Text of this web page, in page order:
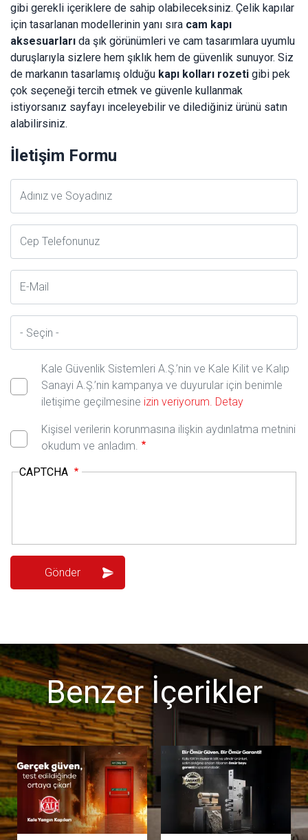
gibi gerekli içeriklere de sahip olabileceksiniz. Çelik kapılar
için tasarlanan modellerinin yanı sıra cam kapı
aksesuarları da şık görünümleri ve cam tasarımlara uyumlu
duruşlarıyla sizlere hem şıklık hem de güvenlik sunuyor. Siz
de markanın tasarlamış olduğu kapı kolları rozeti gibi pek
çok seçeneği tercih etmek ve güvenle kullanmak
istiyorsanız sayfayı inceleyebilir ve dilediğiniz ürünü satın
alabilirsiniz.
İletişim Formu
Adsoyad
Telefon
E-
Posta
İl
Kale Güvenlik Sistemleri A.Ş.’nin ve Kale Kilit ve Kalıp
Sanayi A.Ş.’nin kampanya ve duyurular için benimle
iletişime geçilmesine izin veriyorum. Detay
Kişisel verilerin korunmasına ilişkin aydınlatma metnini
okudum ve anladım.
CAPTCHA
Benzer İçerikler